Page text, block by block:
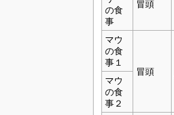
の食
事
冒頭
マウ
の食
事１
冒頭
マウ
の食
事２